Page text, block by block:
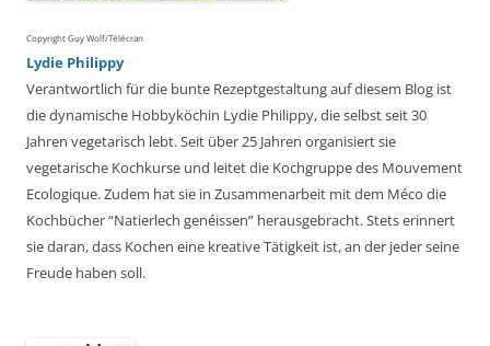
Copyright Guy Wolf/Télécran
Lydie Philippy
Verantwortlich für die bunte Rezeptgestaltung auf diesem Blog ist
die dynamische Hobbyköchin Lydie Philippy, die selbst seit 30
Jahren vegetarisch lebt. Seit über 25 Jahren organisiert sie
vegetarische Kochkurse und leitet die Kochgruppe des Mouvement
Ecologique. Zudem hat sie in Zusammenarbeit mit dem Méco die
Kochbücher “Natierlech genéissen” herausgebracht. Stets erinnert
sie daran, dass Kochen eine kreative Tätigkeit ist, an der jeder seine
Freude haben soll.